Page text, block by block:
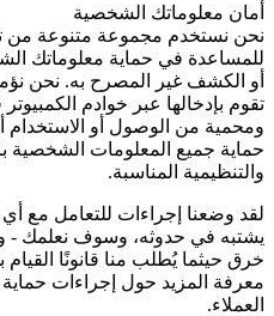
أمان معلوماتك الشخصية
نحن نستخدم مجموعة متنوعة من
للمساعدة في حماية معلوماتك
أو الكشف غير المصرح به. نحن
تقوم بإدخالها عبر خوادم
ومحمية من الوصول أو الاستخدام
حماية جميع المعلومات الشخصية
والتنظيمية المناسبة.
لقد وضعنا إجراءات للتعامل مع
يشتبه في حدوثه، وسوف نعلمك -
خرق حيثما يُطلب منا قانونًا
معرفة المزيد حول إجراءات حماية
العملاء.